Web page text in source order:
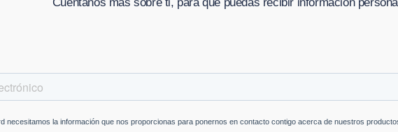
Cuéntanos más sobre ti, para que puedas recibir información